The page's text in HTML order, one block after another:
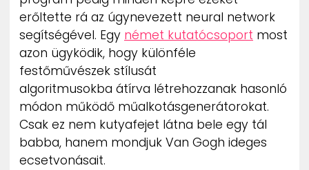
erőltette rá az úgynevezett neural network
segítségével. Egy német kutatócsoport most
azon ügyködik, hogy különféle
festőművészek stílusát
algoritmusokba átírva létrehozzanak hasonló
módon működő műalkotásgenerátorokat.
Csak ez nem kutyafejet látna bele egy tál
babba, hanem mondjuk Van Gogh ideges
ecsetvonásait.